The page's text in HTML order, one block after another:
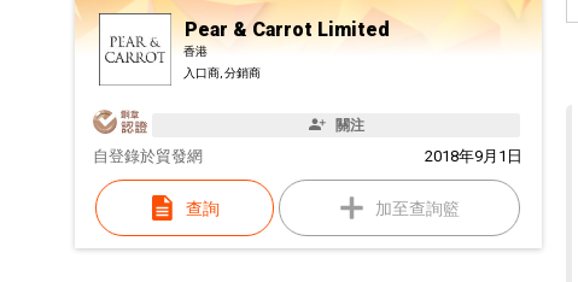
Pear & Carrot Limited
香港
入口商, 分銷商
關注
自 2018年9月1日
登錄於貿發網
查詢 加至查詢籃